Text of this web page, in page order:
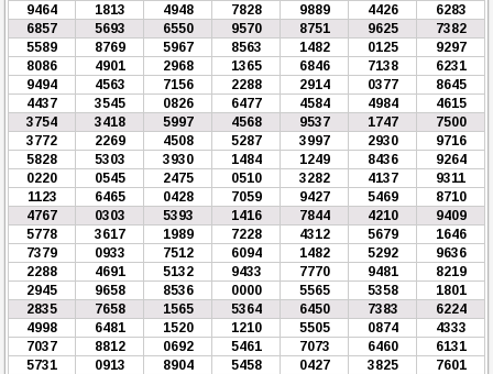
9464
1813 4948 7828 9889 4426
6283
6857
5693 6550 9570 8751 9625
7382
5589
8769 5967 8563 1482 0125
9297
8086
4901 2968 1365 6846 7138
6231
9494
4563 7156 2288 2914 0377
8645
4437
3545 0826 6477 4584 4984
4615
3754
3418 5997 4568 9537 1747
7500
3772
2269 4508 5287 3997 2930
9716
5828
5303 3930 1484 1249 8436
9264
0220
0545 2475 0510 3282 4137
9311
1123
6465 0428 7059 9427 5469
8710
4767
0303 5393 1416 7844 4210
9409
5778
3617 1989 7228 4312 5679
1646
7379
0933 7512 6094 1482 5292
9636
2288
4691 5132 9433 7770 9481
8219
2945
9658 8536 0000 5565 5358
1801
2835
7658 1565 5364 6450 7383
6224
4998
6481 1520 1210 5505 0874
4333
7037
8812 0692 5461 7073 6460
6131
5731
0913 8904 5458 0427 3825
7601